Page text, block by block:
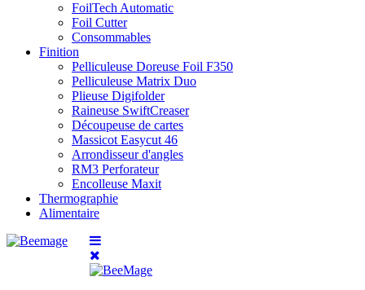
FoilTech Automatic
Foil Cutter
Consommables
Finition
Pelliculeuse Doreuse Foil F350
Pelliculeuse Matrix Duo
Plieuse Digifolder
Raineuse SwiftCreaser
Découpeuse de cartes
Massicot Easycut 46
Arrondisseur d'angles
RM3 Perforateur
Encolleuse Maxit
Thermographie
Alimentaire